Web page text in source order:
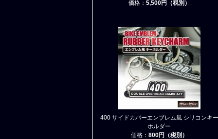
価格： 5,500円（税別）
400 サイドカバーエンブレム風 シリコンキー
ホルダー
価格： 800円（税別）